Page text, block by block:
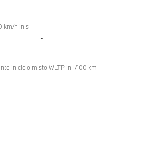
km/h in s
-
in ciclo misto WLTP in l/100 km
-